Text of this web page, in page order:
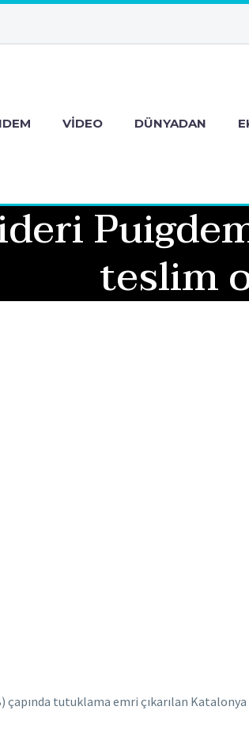
VIDEO DÜNYADAN
teslim
çapında tutuklama emri çıkarılan